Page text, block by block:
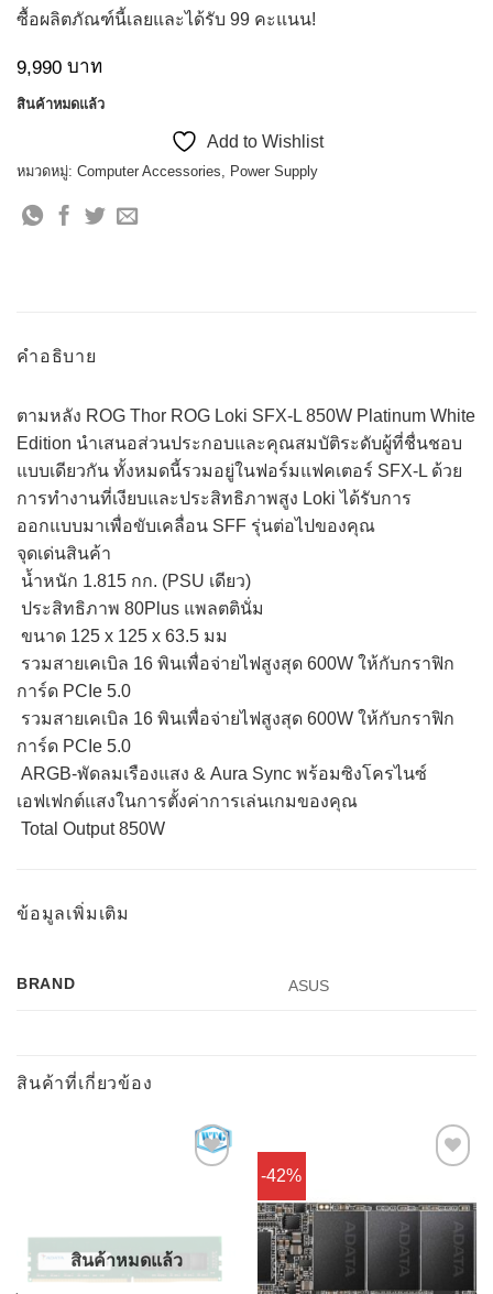
ซื้อผลิตภัณฑ์นี้เลยและได้รับ 99 คะแนน!
9,990 บาท
สินค้าหมดแล้ว
Add to Wishlist
หมวดหมู่: Computer Accessories Power Supply
คำอธิบาย
ตามหลัง ROG Thor ROG Loki SFX-L 850W Platinum White
Edition นำเสนอส่วนประกอบและคุณสมบัติระดับผู้ที่ชื่นชอบ
แบบเดียวกัน ทั้งหมดนี้รวมอยู่ในฟอร์มแฟคเตอร์ SFX-L ด้วย
การทำงานที่เงียบและประสิทธิภาพสูง Loki ได้รับการ
ออกแบบมาเพื่อขับเคลื่อน SFF รุ่นต่อไปของคุณ
จุดเด่นสินค้า
น้ำหนัก 1.815 กก. (PSU เดียว)
ประสิทธิภาพ 80Plus แพลตตินั่ม
ขนาด 125 x 125 x 63.5 มม
รวมสายเคเบิล 16 พินเพื่อจ่ายไฟสูงสุด 600W ให้กับกราฟิก
การ์ด PCIe 5.0
รวมสายเคเบิล 16 พินเพื่อจ่ายไฟสูงสุด 600W ให้กับกราฟิก
การ์ด PCIe 5.0
ARGB-พัดลมเรืองแสง & Aura Sync พร้อมซิงโครไนซ์
เอฟเฟกต์แสงในการตั้งค่าการเล่นเกมของคุณ
Total Output 850W
ข้อมูลเพิ่มเติม
BRAND ASUS
สินค้าที่เกี่ยวข้อง
Wishlist
สินค้าหมดแล้ว
-42%
Wishlist